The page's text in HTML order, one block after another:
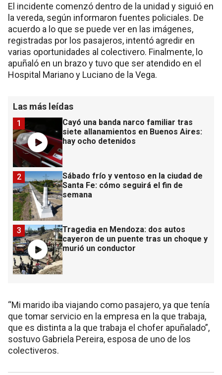
El incidente comenzó dentro de la unidad y siguió en
la vereda, según informaron fuentes policiales. De
acuerdo a lo que se puede ver en las imágenes,
registradas por los pasajeros, intentó agredir en
varias oportunidades al colectivero. Finalmente, lo
apuñaló en un brazo y tuvo que ser atendido en el
Hospital Mariano y Luciano de la Vega.
Las más leídas
Cayó una banda narco familiar tras
siete allanamientos en Buenos Aires:
hay ocho detenidos
1
Sábado frío y ventoso en la ciudad de
Santa Fe: cómo seguirá el fin de
semana
2
Tragedia en Mendoza: dos autos
cayeron de un puente tras un choque y
murió un conductor
3
“Mi marido iba viajando como pasajero, ya que tenía
que tomar servicio en la empresa en la que trabaja,
que es distinta a la que trabaja el chofer apuñalado”,
sostuvo Gabriela Pereira, esposa de uno de los
colectiveros.